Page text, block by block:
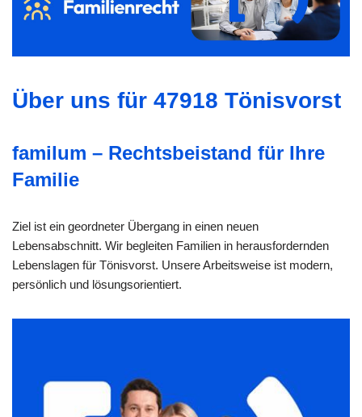
Über uns für 47918 Tönisvorst
familum – Rechtsbeistand für Ihre
Familie
Ziel ist ein geordneter Übergang in einen neuen
Lebensabschnitt. Wir begleiten Familien in herausfordernden
Lebenslagen für Tönisvorst. Unsere Arbeitsweise ist modern,
persönlich und lösungsorientiert.